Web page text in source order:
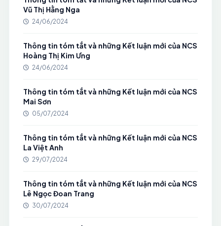
Vũ Thị Hằng Nga
24/06/2024
Thông tin tóm tắt và những Kết luận mới của NCS
Hoàng Thị Kim Ưng
24/06/2024
Thông tin tóm tắt và những Kết luận mới của NCS
Mai Sơn
05/07/2024
Thông tin tóm tắt và những Kết luận mới của NCS
La Việt Anh
29/07/2024
Thông tin tóm tắt và những Kết luận mới của NCS
Lê Ngọc Đoan Trang
30/07/2024